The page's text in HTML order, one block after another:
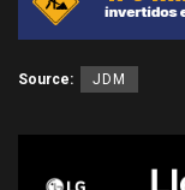
Source: JDM